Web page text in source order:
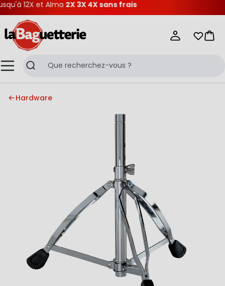
12X et Alma2X 3X 4X sans frais
MenuRecherche
Mes
Hardware